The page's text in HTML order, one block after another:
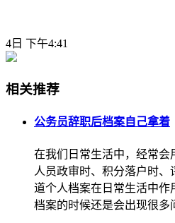
4日 下午4:41
相关推荐
公务员辞职后档案自己拿着
在我们日常生活中，经常会
人员政审时、积分落户时
道个人档案在日常生活中作
档案的时候还是会出现很